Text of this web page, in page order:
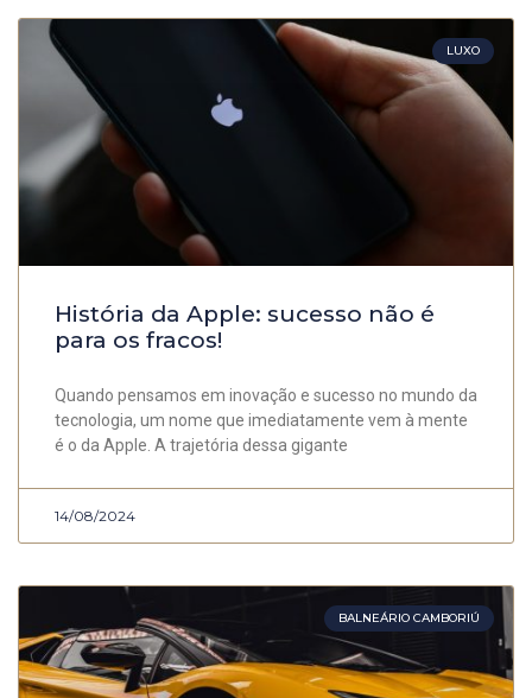
LUXO
História da Apple: sucesso não é
para os fracos!
Quando pensamos em inovação e sucesso no mundo da
tecnologia, um nome que imediatamente vem à mente
é o da Apple. A trajetória dessa gigante
14/08/2024
BALNEÁRIO CAMBORIÚ